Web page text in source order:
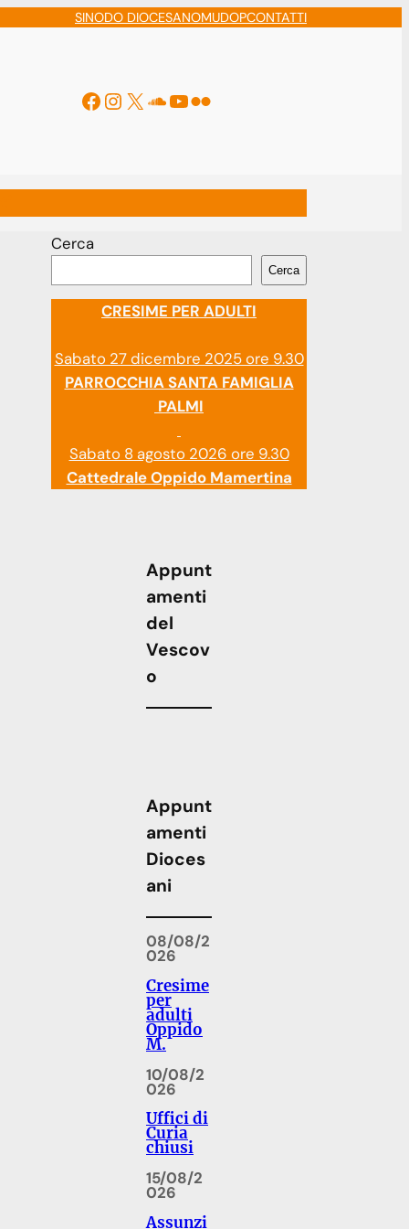
SINODO DIOCESANOMUDOPCONTATTI
Facebook
Instagram
X Soundcloud
YouTube
Flickr
Cerca
Cerca
CRESIME PER ADULTI
Sabato 27 dicembre 2025 ore 9.30
PARROCCHIA SANTA FAMIGLIA
PALMI
Sabato 8 agosto 2026 ore 9.30
Cattedrale Oppido Mamertina
Appunt
amenti
del
Vescov
o
Appunt
amenti
Dioces
ani
08/08/2
026
Cresime
per
adulti
Oppido
M.
10/08/2
026
Uffici di
Curia
chiusi
15/08/2
026
Assunzi